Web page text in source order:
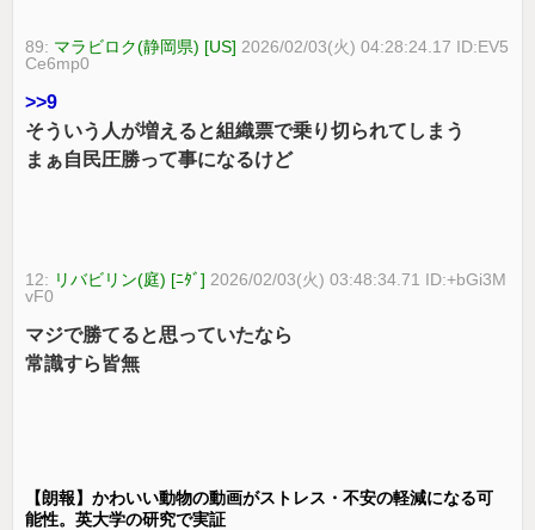
89: マラビロク(静岡県) [US] 2026/02/03(火) 04:28:24.17 ID:EV5
Ce6mp0
>>9
そういう人が増えると組織票で乗り切られてしまう
まぁ自民圧勝って事になるけど
12: リバビリン(庭) [ﾆﾀﾞ] 2026/02/03(火) 03:48:34.71 ID:+bGi3M
vF0
マジで勝てると思っていたなら
常識すら皆無
【朗報】かわいい動物の動画がストレス・不安の軽減になる可
能性。英大学の研究で実証